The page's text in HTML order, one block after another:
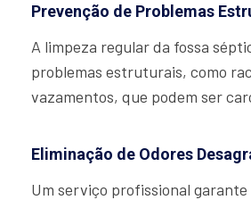
Prevenção de Problemas
A limpeza regular da fossa
problemas estruturais, como
vazamentos, que podem ser
Eliminação de Odores
Um serviço profissional garante